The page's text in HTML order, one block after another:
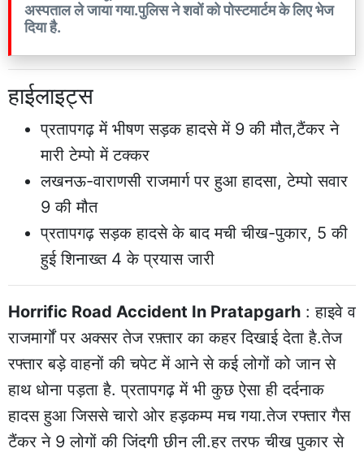
अस्पताल ले जाया गया.पुलिस ने शवों को पोस्टमार्टम के लिए भेज
दिया है.
हाईलाइट्स
प्रतापगढ़ में भीषण सड़क हादसे में 9 की मौत,टैंकर ने
मारी टेम्पो में टक्कर
लखनऊ-वाराणसी राजमार्ग पर हुआ हादसा, टेम्पो सवार
9 की मौत
प्रतापगढ़ सड़क हादसे के बाद मची चीख-पुकार, 5 की
हुई शिनाख्त 4 के प्रयास जारी
Horrific Road Accident In Pratapgarh : हाइवे व
राजमार्गों पर अक्सर तेज रफ़्तार का कहर दिखाई देता है.तेज
रफ्तार बड़े वाहनों की चपेट में आने से कई लोगों को जान से
हाथ धोना पड़ता है. प्रतापगढ़ में भी कुछ ऐसा ही दर्दनाक
हादस हुआ जिससे चारो ओर हड़कम्प मच गया.तेज रफ्तार गैस
टैंकर ने 9 लोगों की जिंदगी छीन ली.हर तरफ चीख पुकार से